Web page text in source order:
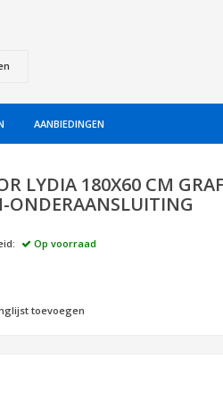
AANBIEDINGEN
LYDIA 180X60 CM
ONDERAANSLUITING
Op voorraad
toevoegen